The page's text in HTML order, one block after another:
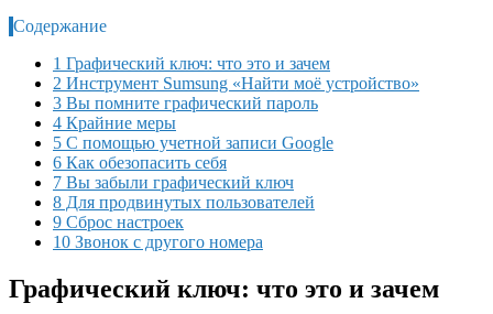
Содержание
1 Графический ключ: что это и зачем
2 Инструмент Sumsung «Найти моё устройство»
3 Вы помните графический пароль
4 Крайние меры
5 С помощью учетной записи Google
6 Как обезопасить себя
7 Вы забыли графический ключ
8 Для продвинутых пользователей
9 Сброс настроек
10 Звонок с другого номера
Графический ключ: что это и зачем